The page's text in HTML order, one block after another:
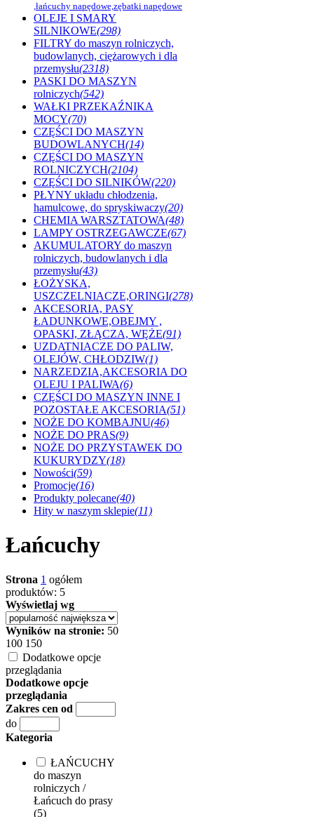
,łańcuchy napędowe,zębatki napędowe
OLEJE I SMARY
SILNIKOWE(298)
FILTRY do maszyn rolniczych,
budowlanych, ciężarowych i dla
przemysłu(2318)
PASKI DO MASZYN
rolniczych(542)
WAŁKI PRZEKAŹNIKA
MOCY(70)
CZĘŚCI DO MASZYN
BUDOWLANYCH(14)
CZĘŚCI DO MASZYN
ROLNICZYCH(2104)
CZĘŚCI DO SILNIKÓW(220)
PŁYNY układu chłodzenia,
hamulcowe, do spryskiwaczy(20)
CHEMIA WARSZTATOWA(48)
LAMPY OSTRZEGAWCZE(67)
AKUMULATORY do maszyn
rolniczych, budowlanych i dla
przemysłu(43)
ŁOŻYSKA,
USZCZELNIACZE,ORINGI(278)
AKCESORIA, PASY
ŁADUNKOWE,OBEJMY ,
OPASKI, ZŁĄCZA, WĘŻE(91)
UZDATNIACZE DO PALIW,
OLEJÓW, CHŁODZIW(1)
NARZEDZIA,AKCESORIA DO
OLEJU I PALIWA(6)
CZĘŚCI DO MASZYN INNE I
POZOSTAŁE AKCESORIA(51)
NOŻE DO KOMBAJNU(46)
NOŻE DO PRAS(9)
NOŻE DO PRZYSTAWEK DO
KUKURYDZY(18)
Nowości(59)
Promocje(16)
Produkty polecane(40)
Hity w naszym sklepie(11)
Łańcuchy
Strona 1 ogółem
produktów: 5
Wyświetlaj wg
Wyników na stronie: 50
100 150
Dodatkowe opcje
przeglądania
Dodatkowe opcje
przeglądania
Zakres cen od
do
Kategoria
ŁAŃCUCHY
do maszyn
rolniczych /
Łańcuch do prasy
(5)